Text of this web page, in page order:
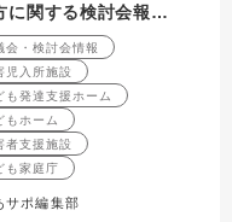
に関する検討会報告
案）について（「こ
ーム」（仮称）の創
）
会・検討会情報
児入所施設
も発達支援ホーム
もホーム
者支援施設
も家庭庁
サポ編集部